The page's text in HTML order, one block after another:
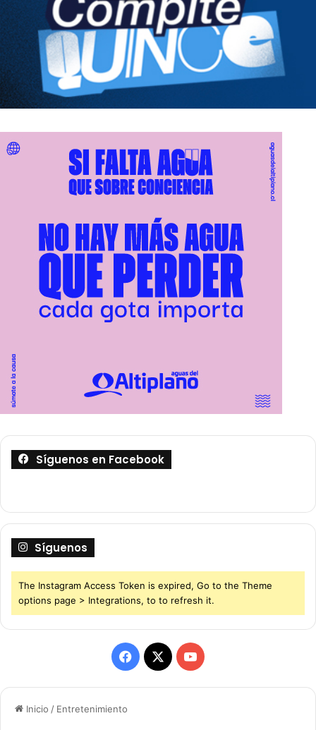
Inicio / Entretenimiento
Síguenos en Facebook
Síguenos
The Instagram Access Token is expired, Go to the Theme
options page > Integrations, to to refresh it.
F
a
X
Y
o